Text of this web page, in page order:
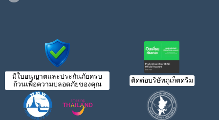
มีใบอนุญาตและประกันภัยครบ
ถ้วนเพื่อความปลอดภัยของคุณ
ติดต่อบริษัทภูเก็ตดรีม